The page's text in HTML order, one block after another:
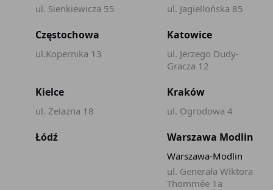
ul. Sienkiewicza 55 ul. Jagiellońska 85
Częstochowa
ul.Kopernika 13
Katowice
ul. Jerzego Dudy-
Gracza 12
Kielce
ul. Żelazna 18
Kraków
ul. Ogrodowa 4
Łódź Warszawa Modlin
Warszawa-Modlin
ul. Generała Wiktora
Thommée 1a